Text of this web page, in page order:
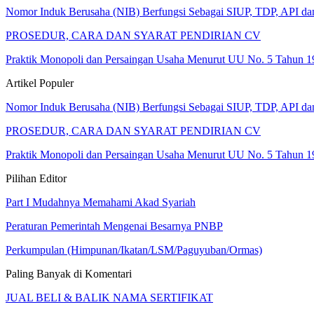
Nomor Induk Berusaha (NIB) Berfungsi Sebagai SIUP, TDP, API
PROSEDUR, CARA DAN SYARAT PENDIRIAN CV
Praktik Monopoli dan Persaingan Usaha Menurut UU No. 5 Tahun
Artikel Populer
Nomor Induk Berusaha (NIB) Berfungsi Sebagai SIUP, TDP, API
PROSEDUR, CARA DAN SYARAT PENDIRIAN CV
Praktik Monopoli dan Persaingan Usaha Menurut UU No. 5 Tahun
Pilihan Editor
Part I Mudahnya Memahami Akad Syariah
Peraturan Pemerintah Mengenai Besarnya PNBP
Perkumpulan (Himpunan/Ikatan/LSM/Paguyuban/Ormas)
Paling Banyak di Komentari
JUAL BELI & BALIK NAMA SERTIFIKAT